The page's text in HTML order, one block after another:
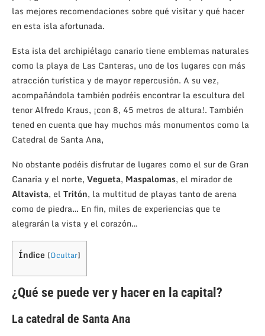
las mejores recomendaciones sobre qué visitar y qué hacer
en esta isla afortunada.
Esta isla del archipiélago canario tiene emblemas naturales
como la playa de Las Canteras, uno de los lugares con más
atracción turística y de mayor repercusión. A su vez,
acompañándola también podréis encontrar la escultura del
tenor Alfredo Kraus, ¡con 8, 45 metros de altura!. También
tened en cuenta que hay muchos más monumentos como la
Catedral de Santa Ana,
No obstante podéis disfrutar de lugares como el sur de Gran
Canaria y el norte, Vegueta, Maspalomas, el mirador de
Altavista, el Tritón, la multitud de playas tanto de arena
como de piedra… En fin, miles de experiencias que te
alegrarán la vista y el corazón…
Índice [Ocultar]
¿Qué se puede ver y hacer en la capital?
La catedral de Santa Ana